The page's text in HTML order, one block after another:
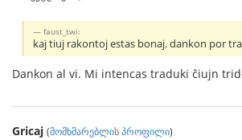
faust_twi:
kaj tiuj rakontoj estas bonaj. dankon por
Dankon al vi. Mi intencas traduki ĉiujn
Gricaj (მომხმარებლის პროფილი)